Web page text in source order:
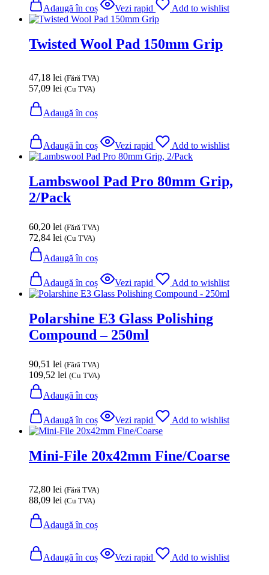
Adaugă în coș Vezi rapid Add to wishlist
Twisted Wool Pad 150mm Grip
47,18 lei (Fără TVA)
57,09 lei (Cu TVA)
Adaugă în coș
Adaugă în coș Vezi rapid Add to wishlist
Lambswool Pad Pro 80mm Grip,
2/Pack
60,20 lei (Fără TVA)
72,84 lei (Cu TVA)
Adaugă în coș
Adaugă în coș Vezi rapid Add to wishlist
Polarshine E3 Glass Polishing
Compound – 250ml
90,51 lei (Fără TVA)
109,52 lei (Cu TVA)
Adaugă în coș
Adaugă în coș Vezi rapid Add to wishlist
Mini-File 20x42mm Fine/Coarse
72,80 lei (Fără TVA)
88,09 lei (Cu TVA)
Adaugă în coș
Adaugă în coș Vezi rapid Add to wishlist